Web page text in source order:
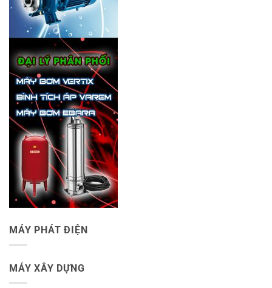
MÁY PHÁT ĐIỆN
MÁY XÂY DỰNG